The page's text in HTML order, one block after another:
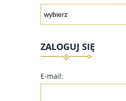
ZALOGUJ SIĘ
E-mail: